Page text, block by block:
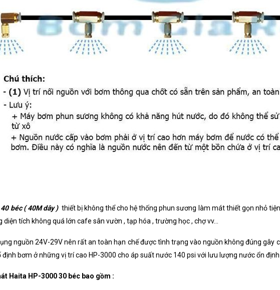
béc ( 40M dây ) thiết bị không thể cho hệ thống phun sương làm mát thiết gọn nhỏ
tích không quá lớn cafe sân vườn , tạp hóa , trường học , chợ vv...
nguồn 24V-29V nên rất an toàn hạn chế được tình trạng vào nguồn không đúng
bơm ở những vị trí cao HP-3000 cho áp suất nước 140 psi với lưu lượng nước ổn
Haita HP-3000 30 béc bao gồm :